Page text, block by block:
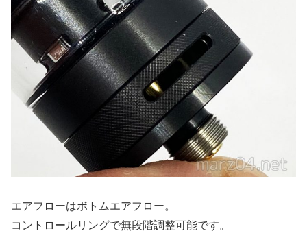
エアフローはボトムエアフロー。
コントロールリングで無段階調整可能です。